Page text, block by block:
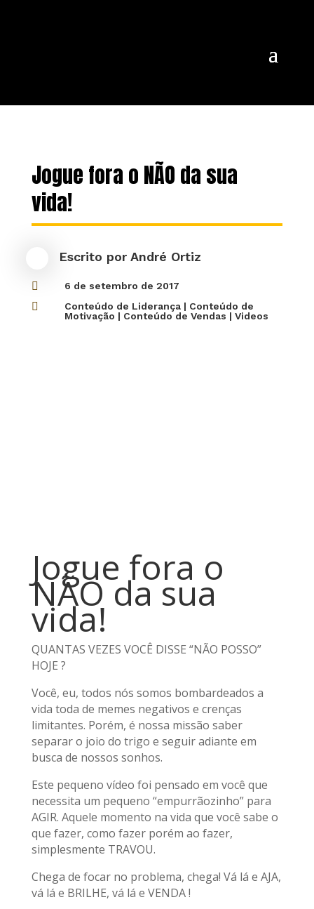
Jogue fora o NÃO da sua
vida!
Escrito por André Ortiz
 6 de setembro de 2017
 Conteúdo de Liderança| Conteúdo de
Motivação | Conteúdo de Vendas | Videos
Jogue fora o
NÃO da sua
vida!
QUANTAS VEZES VOCÊ DISSE “NÃO POSSO”
HOJE ?
Você, eu, todos nós somos bombardeados a
vida toda de memes negativos e crenças
limitantes. Porém, é nossa missão saber
separar o joio do trigo e seguir adiante em
busca de nossos sonhos.
Este pequeno vídeo foi pensado em você que
necessita um pequeno “empurrãozinho” para
AGIR. Aquele momento na vida que você sabe o
que fazer, como fazer porém ao fazer,
simplesmente TRAVOU.
Chega de focar no problema, chega! Vá lá e AJA,
vá lá e BRILHE, vá lá e VENDA !